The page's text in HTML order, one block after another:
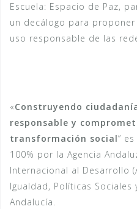
Escuela: Espacio de Paz,
un decálogo para
uso responsable de las
«Construyendo
responsable y
transformación social”
100% por la Agencia
Internacional al Desarrollo
Igualdad, Políticas Sociales
Andalucía.